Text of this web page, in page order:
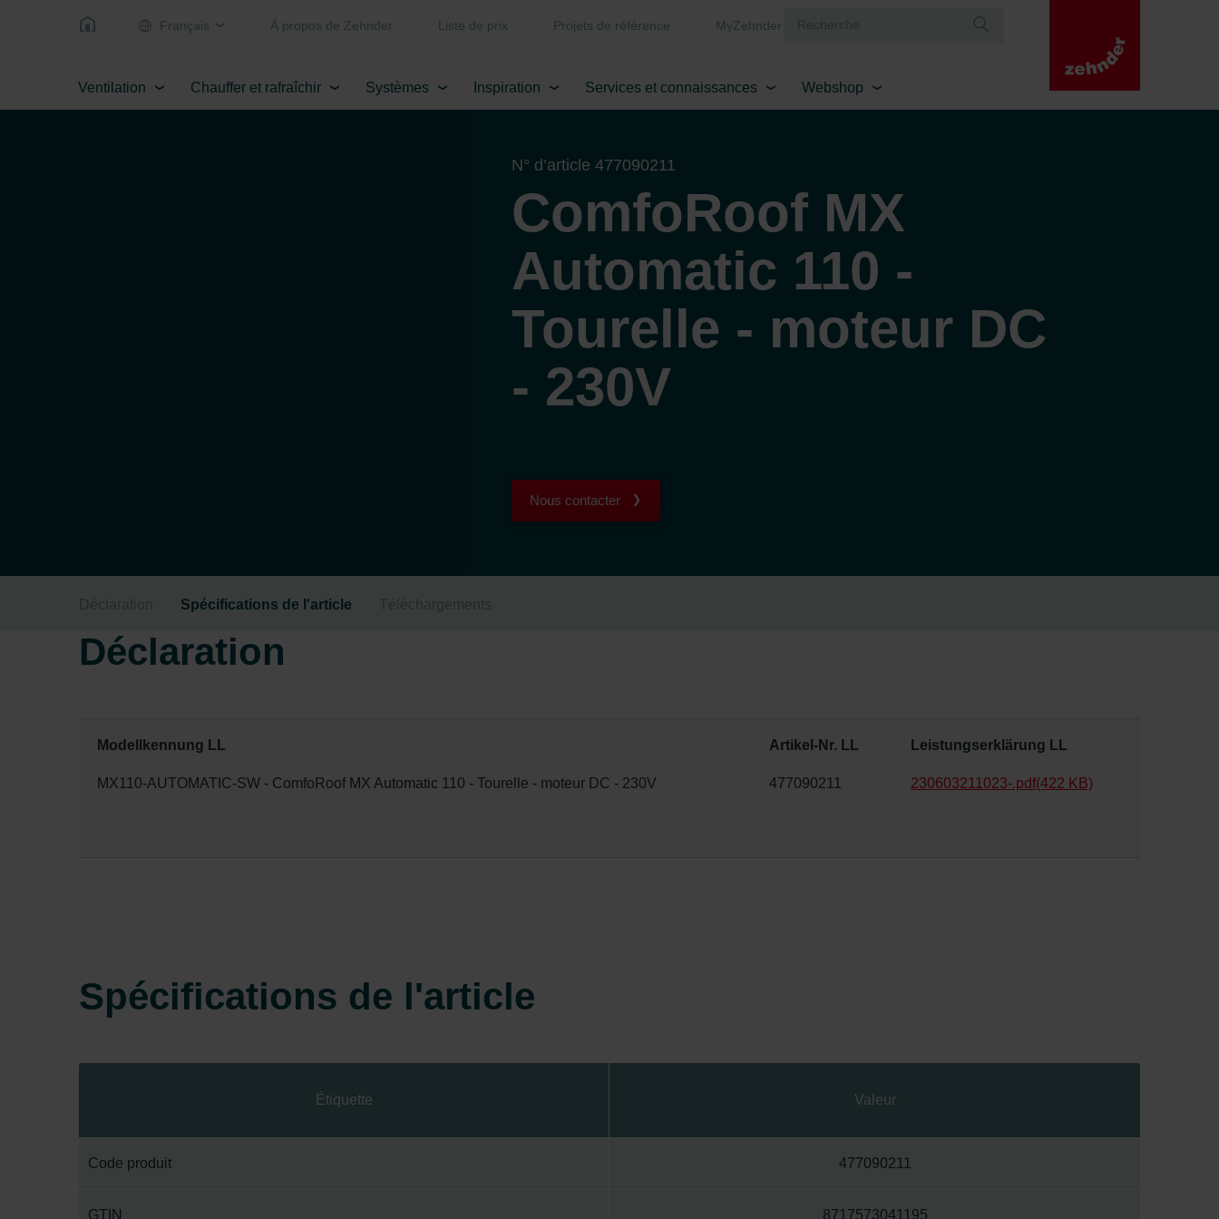
Français Á propos de Zehnder Liste de prix Projets de référence MyZehnder
Ventilation Chauffer et rafraîchir Systèmes Inspiration Services et connaissances Webshop
N° d’article 477090211
ComfoRoof MX
Automatic 110 -
Tourelle - moteur DC
- 230V
Nous contacter
Déclaration Spécifications de l'article Téléchargements
Déclaration
Modellkennung LL Artikel-Nr. LL Leistungserklärung LL
MX110-AUTOMATIC-SW - ComfoRoof MX Automatic 110 - Tourelle - moteur DC - 230V 477090211 230603211023-.pdf(422 KB)
Spécifications de l'article
Étiquette Valeur
Code produit 477090211
GTIN 8717573041195